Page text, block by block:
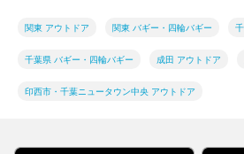
関東 アウトドア 関東 バギー・四輪バギー
千葉県 バギー・四輪バギー 成田 アウトドア
印西市・千葉ニュータウン中央 アウトドア